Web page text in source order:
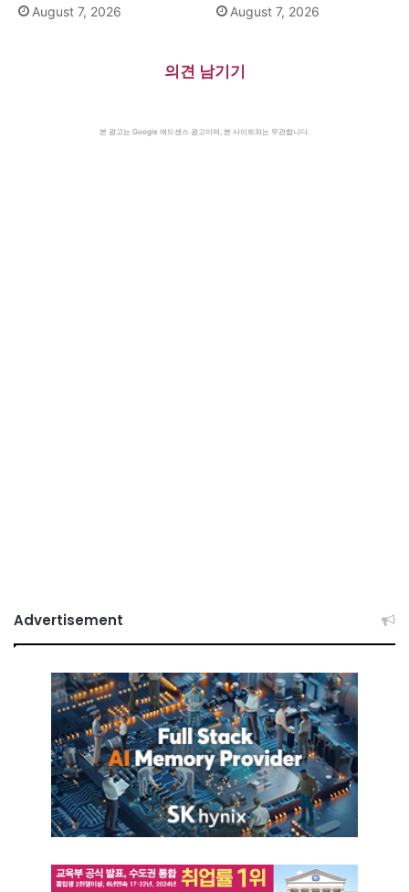
August 7, 2026 August 7, 2026
의견 남기기
본 광고는 Google 애드센스 광고이며, 본 사이트와는 무관합니다.
Advertisement